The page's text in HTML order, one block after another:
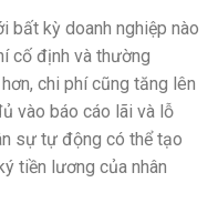
bất kỳ doanh nghiệp nào
cố định và thường
chi phí cũng tăng lên
vào báo cáo lãi và lỗ
sự tự động có thể tạo
tiền lương của nhân